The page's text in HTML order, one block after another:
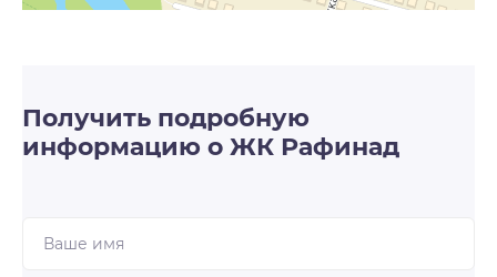
Получить подробную
информацию о ЖК Рафинад